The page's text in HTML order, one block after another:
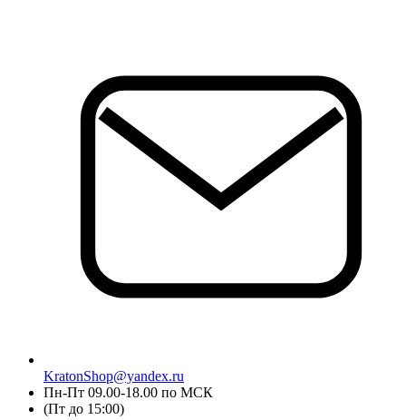
KratonShop@yandex.ru
Пн-Пт 09.00-18.00 по МСК
(Пт до 15:00)